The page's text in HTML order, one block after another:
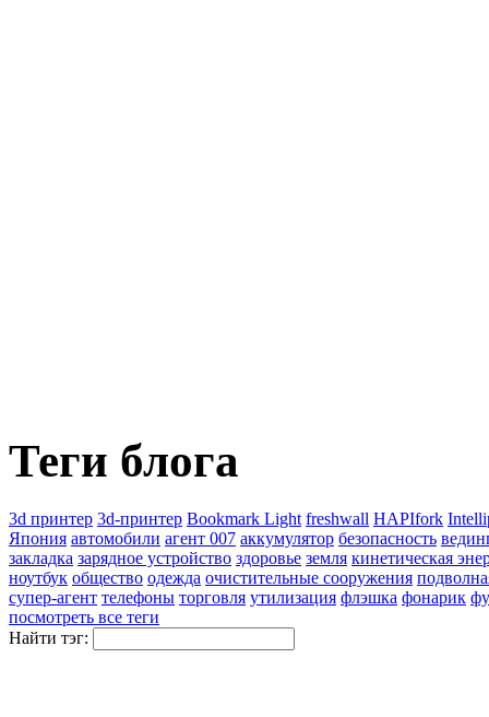
Теги блога
3d принтер 3d-принтер Bookmark Light freshwall HAPIfork
Япония автомобили агент 007 аккумулятор безопасность
закладка зарядное устройство здоровье земля кинетическая
ноутбук общество одежда очистительные сооружения
супер-агент телефоны торговля утилизация флэшка фонарик
посмотреть все теги
Найти тэг: